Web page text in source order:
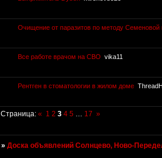
Очищение от паразитов по методу Семеновой
Все работе врачом на СВО vika11
Рентген в стоматологии в жилом доме
Страница:« 1 2 3 4 5 … 17 »
»Доска объявлений Солнцево, Ново-